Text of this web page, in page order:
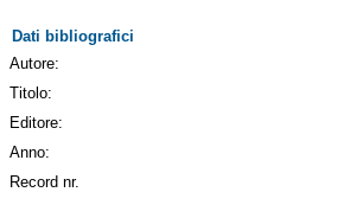
Dati bibliografici
Autore:
Titolo:
Editore:
Anno:
Record nr.